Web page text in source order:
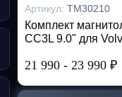
Артикул: TM30210
Комплект
CC3L 9.0" для
21 990 - 23 990 ₽